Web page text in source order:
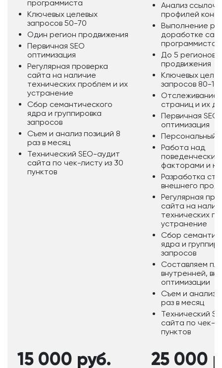
программиста
Ключевых целевых
запросов 50-70
Один регион продвижения
Первичная SEO
оптимизация
Регулярная проверка
сайта на наличие
технических проблем и их
устранение
Сбор семантического
ядра и группировка
запросов
Съем и анализ позиций 8
раз в месяц
Технический SEO-аудит
сайта по чек-листу из 30
пунктов
15 000 руб.
Анализ
профилей
Выполнение
доработке
программиста
До 5 регионов
продвижения
Ключевых
запросов 80-
Отслеживание
страниц и их
Первичная SEO
оптимизация
Персональный
Работа над
факторами и
Разработка
внешнего
Регулярная
сайта на
технических
устранение
Сбор
ядра и
запросов
Составляем
внутренней,
оптимизации
Съем и анализ
раз в месяц
Технический
сайта по чек-
пунктов
25 000